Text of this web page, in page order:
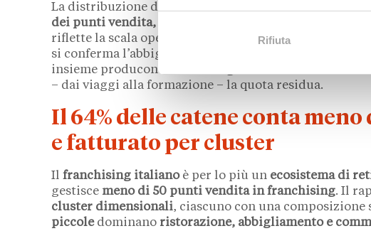
Rifiuta
La distribuzione del giro d’affari racconta però una
dei punti vendita, genera da sola il 43,5% del
riflette la scala operativa delle grandireti in
si conferma l’abbigliamento con il
, seguito
insieme producono il 75% del giro d’affari totale del
– dai viaggi alla formazione – la quota residua.
Il 64% delle catene conta
e fatturato per cluster
Il franchising italiano è per lo più un ecosistema di
gestisce meno di 50 punti vendita in franchising. Il
cluster dimensionali, ciascuno con una
piccoledominano ristorazione, abbigliamento e